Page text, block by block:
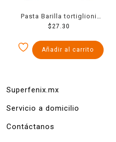
Pasta Barilla tortiglioni
500 g
$27.30
Añadir al carrito
Superfenix.mx
Servicio a domicilio
Contáctanos